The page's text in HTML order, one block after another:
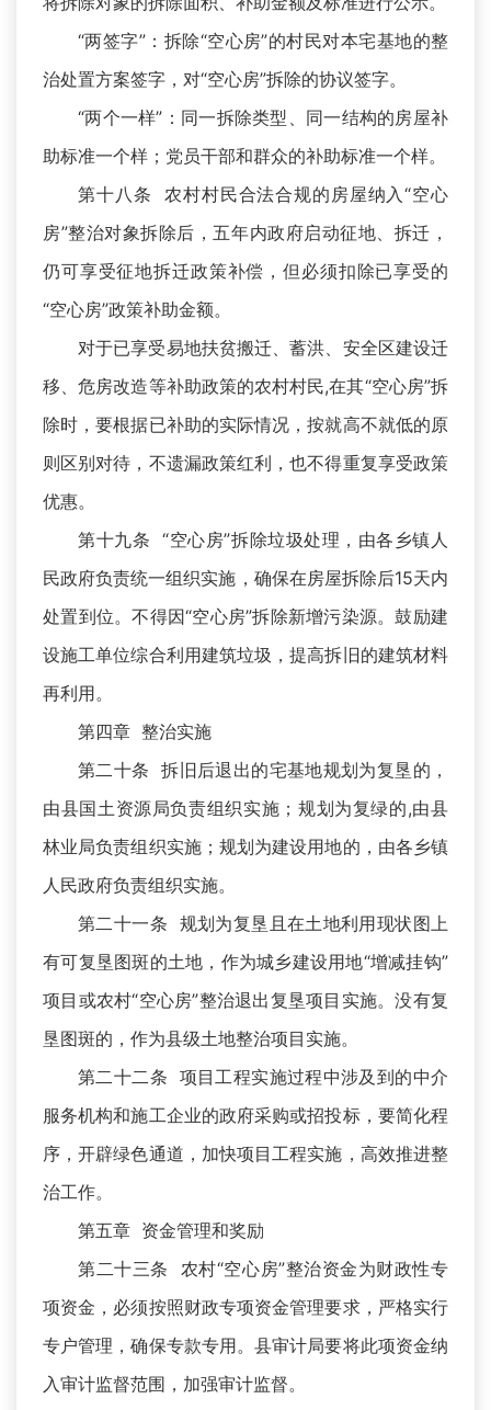
“两签字”：拆除“空心房”的村民对本宅基地的整
治处置方案签字，对“空心房”拆除的协议签字。
“两个一样”：同一拆除类型、同一结构的房屋补
助标准一个样；党员干部和群众的补助标准一个样。
第十八条 农村村民合法合规的房屋纳入“空心
房”整治对象拆除后，五年内政府启动征地、拆迁，
仍可享受征地拆迁政策补偿，但必须扣除已享受的
“空心房”政策补助金额。
对于已享受易地扶贫搬迁、蓄洪、安全区建设迁
移、危房改造等补助政策的农村村民,在其“空心房”拆
除时，要根据已补助的实际情况，按就高不就低的原
则区别对待，不遗漏政策红利，也不得重复享受政策
优惠。
第十九条 “空心房”拆除垃圾处理，由各乡镇人
民政府负责统一组织实施，确保在房屋拆除后15天内
处置到位。不得因“空心房”拆除新增污染源。鼓励建
设施工单位综合利用建筑垃圾，提高拆旧的建筑材料
再利用。
第四章 整治实施
第二十条 拆旧后退出的宅基地规划为复垦的，
由县国土资源局负责组织实施；规划为复绿的,由县
林业局负责组织实施；规划为建设用地的，由各乡镇
人民政府负责组织实施。
第二十一条 规划为复垦且在土地利用现状图上
有可复垦图斑的土地，作为城乡建设用地“增减挂钩”
项目或农村“空心房”整治退出复垦项目实施。没有复
垦图斑的，作为县级土地整治项目实施。
第二十二条 项目工程实施过程中涉及到的中介
服务机构和施工企业的政府采购或招投标，要简化程
序，开辟绿色通道，加快项目工程实施，高效推进整
治工作。
第五章 资金管理和奖励
第二十三条 农村“空心房”整治资金为财政性专
项资金，必须按照财政专项资金管理要求，严格实行
专户管理，确保专款专用。县审计局要将此项资金纳
入审计监督范围，加强审计监督。